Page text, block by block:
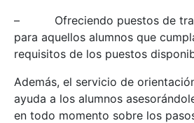
– Ofreciendo puestos de
para aquellos alumnos que
requisitos de los puestos
Además, el servicio de
ayuda a los alumnos
en todo momento sobre los